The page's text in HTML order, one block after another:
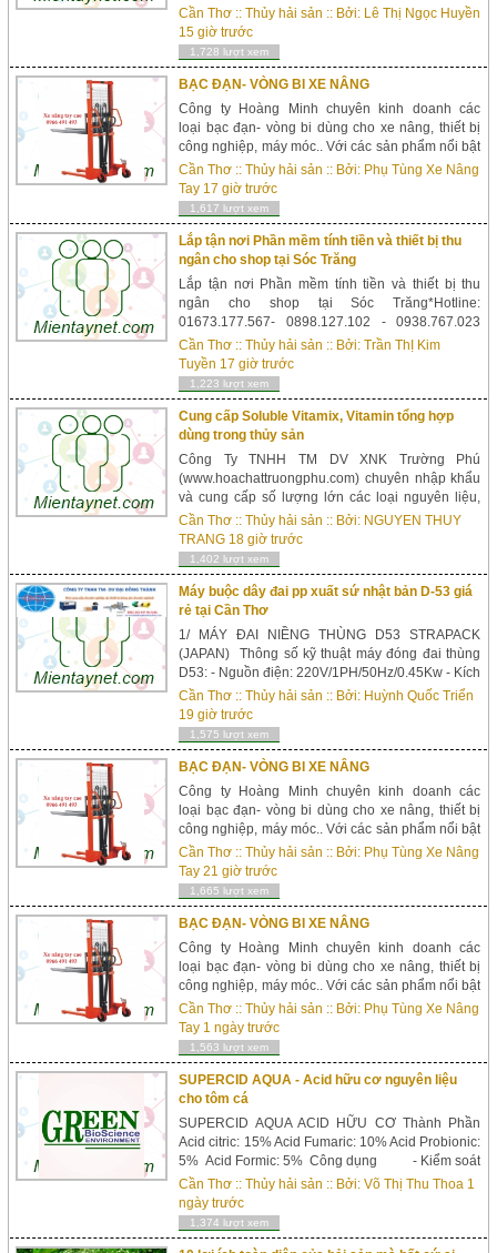
Sodium Sulfite Xuất xứ: Ấn Độ Đóng gói: 25
kg/bao Mô tả: -Tinh thể trong suốt hoặc màu vàng
nhạt. -Hàm ...
Cần Thơ ::Thủy hải sản :: Bởi: Lê Thị Ngọc Huyền
15 giờ trước
1,728 lượt xem
BẠC ĐẠN- VÒNG BI XE NÂNG
Công ty Hoàng Minh chuyên kinh doanh các
loại bạc đạn- vòng bi dùng cho xe nâng, thiết bị
công nghiệp, máy móc.. Với các sản phẩm nổi bật
: Bạc đạn bi cầu 1 dãy, 2 dãy, bạc đạn cone, bạc
đạn đ...
Cần Thơ ::Thủy hải sản :: Bởi: Phụ Tùng Xe Nâng
Tay 17 giờ trước
1,617 lượt xem
Lắp tận nơi Phần mềm tính tiền và thiết bị thu
ngân cho shop tại Sóc Trăng
Lắp tận nơi Phần mềm tính tiền và thiết bị thu
ngân cho shop tại Sóc Trăng*Hotline:
01673.177.567- 0898.127.102 - 0938.767.023
(hỗ trợ tư vấn 24/24)LẮP ĐẶT VÀ HƯỚNG DẪN
TẬN NƠI TOÀN QUỐC*HOTLINE HỖ TRỢ KỸ
THUẬT 24/24Công Ty TNHH Tư Vấn Chuyển
Giao Công Nghệ Tân...
Cần Thơ ::Thủy hải sản :: Bởi:Trần ThỊ Kim
Tuyền 17 giờ trước
1,223 lượt xem
Cung cấp Soluble Vitamix, Vitamin tổng hợp
dùng trong thủy sản
Công Ty TNHH TM DV XNK Trường Phú
(www.hoachattruongphu.com) chuyên nhập khẩu
và cung cấp số lượng lớn các loại nguyên liệu,
phụ gia, hóa chất, vật tư ngành: Nuôi Trồng Thủy
Sản, Chế Biến Thủy Sản, Chăn Nuôi, Thú Y, Thực
Phẩm, Nông Nghi...
Cần Thơ ::Thủy hải sản :: Bởi: NGUYEN THUY
TRANG 18 giờ trước
1,402 lượt xem
Máy buộc dây đai pp xuất sứ nhật bản D-53 giá
rẻ tại Cần Thơ
1/ MÁY ĐAI NIỀNG THÙNG D53 STRAPACK
(JAPAN) Thông số kỹ thuật máy đóng đai thùng
D53: - Nguồn điện: 220V/1PH/50Hz/0.45Kw - Kích
thước máy: L780x W556 x H775(mm) - Trọng
lượng máy: 60Kgs - Kích thước kiện hàng nhỏ
nhất: 60mm -...
Cần Thơ ::Thủy hải sản :: Bởi: Huỳnh Quốc Triển
19 giờ trước
1,575 lượt xem
BẠC ĐẠN- VÒNG BI XE NÂNG
Công ty Hoàng Minh chuyên kinh doanh các
loại bạc đạn- vòng bi dùng cho xe nâng, thiết bị
công nghiệp, máy móc.. Với các sản phẩm nổi bật
: Bạc đạn bi cầu 1 dãy, 2 dãy, bạc đạn cone, bạc
đạn đ...
Cần Thơ ::Thủy hải sản :: Bởi: Phụ Tùng Xe Nâng
Tay 21 giờ trước
1,665 lượt xem
BẠC ĐẠN- VÒNG BI XE NÂNG
Công ty Hoàng Minh chuyên kinh doanh các
loại bạc đạn- vòng bi dùng cho xe nâng, thiết bị
công nghiệp, máy móc.. Với các sản phẩm nổi bật
: Bạc đạn bi cầu 1 dãy, 2 dãy, bạc đạn cone, bạc
đạn đ...
Cần Thơ ::Thủy hải sản :: Bởi: Phụ Tùng Xe Nâng
Tay 1 ngày trước
1,563 lượt xem
SUPERCID AQUA - Acid hữu cơ nguyên liệu
cho tôm cá
SUPERCID AQUA ACID HỮU CƠ Thành Phần
Acid citric: 15% Acid Fumaric: 10% Acid Probionic:
5% Acid Formic: 5% Công dụng - Kiểm soát
và ngăn ngừa nhiễm trùng đường ruột và các
bệnh đường ruô...
Cần Thơ ::Thủy hải sản :: Bởi:Võ Thị Thu Thoa 1
ngày trước
1,374 lượt xem